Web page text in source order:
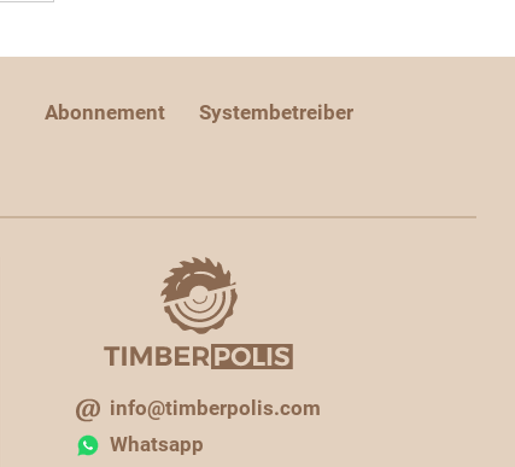
Abonnement Systembetreiber
info@timberpolis.com
Whatsapp